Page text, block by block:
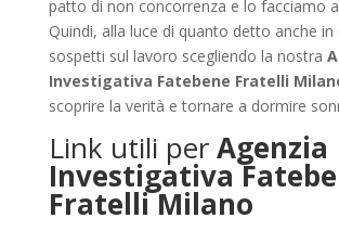
patto di non concorrenza e lo facciamo
Quindi, alla luce di quanto detto anche in
sospetti sul lavoro scegliendo la nostra
Investigativa Fatebene Fratelli
scoprire la verità e tornare a dormire
Link utili perAgenzia
Investigativa
Fratelli Milano